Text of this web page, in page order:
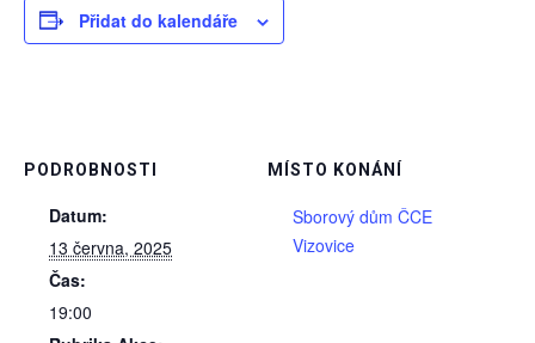
Přidat do kalendáře
PODROBNOSTI
Datum:
13 června, 2025
Čas:
19:00
MÍSTO KONÁNÍ
Sborový dům ČCE
Vizovice